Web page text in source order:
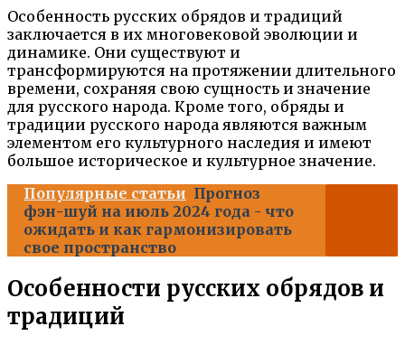
Особенность русских обрядов и традиций
заключается в их многовековой эволюции и
динамике. Они существуют и
трансформируются на протяжении длительного
времени, сохраняя свою сущность и значение
для русского народа. Кроме того, обряды и
традиции русского народа являются важным
элементом его культурного наследия и имеют
большое историческое и культурное значение.
Популярные статьи Прогноз
фэн-шуй на июль 2024 года - что
ожидать и как гармонизировать
свое пространство
Особенности русских обрядов и
традиций